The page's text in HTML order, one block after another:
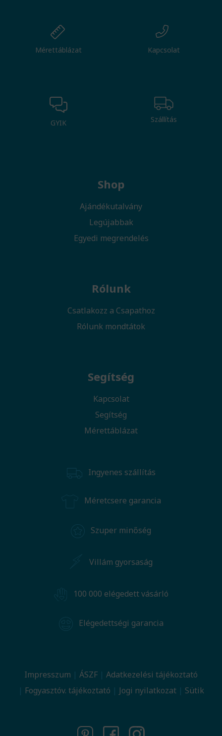
Mérettáblázat Kapcsolat
GYIK Szállítás
Shop
Ajándékutalvány
Legújabbak
Egyedi megrendelés
Rólunk
Csatlakozz a Csapathoz
Rólunk mondtátok
Segítség
Kapcsolat
Segítség
Mérettáblázat
Ingyenes szállítás
Méretcsere garancia
Szuper minőség
Villám gyorsaság
100 000 elégedett vásárló
Elégedettségi garancia
Impresszum ÁSZF
Adatkezelési tájékoztató
Fogyasztóv. tájékoztató
Jogi nyilatkozat Sütik